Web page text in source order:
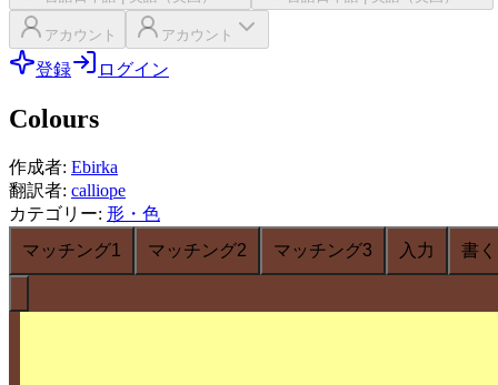
アカウント アカウント
登録 ログイン
Colours
作成者: Ebirka
翻訳者: calliope
カテゴリー: 形・色
マッチング1
マッチング2 マッチング3 入力 書く